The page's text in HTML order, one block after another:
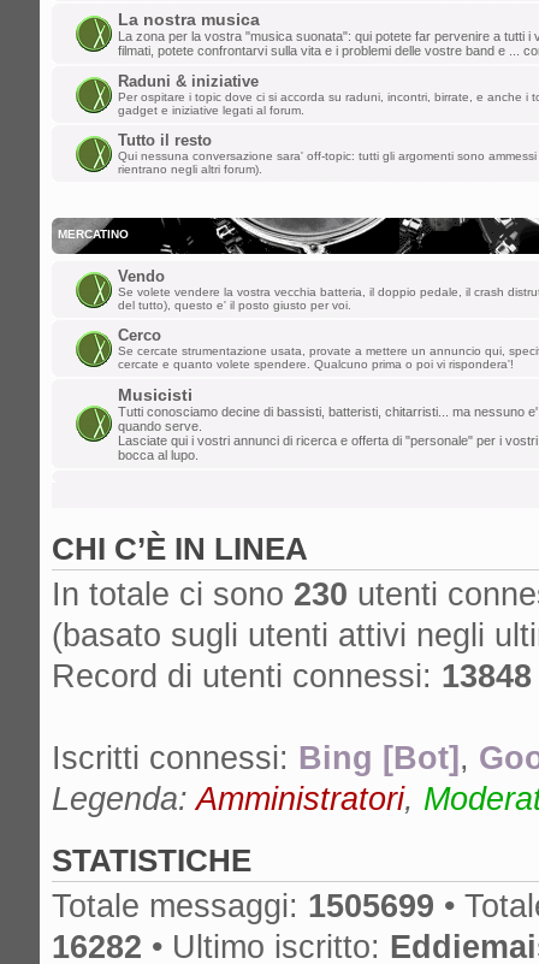
dom dic 01, 2024 9:20 pm
dajazz»finalmente sono riuscito a
creato l'account!!
sab nov 02, 2024 2:21 pm
kazurga»ben ritornata , ciao a tutti
MASTERCUSTOM»Ciao a tutti, non
mer set 04, 2024 9:23 am
*Davide*»pulizia dello spam
mer ago 28, 2024 1:20 pm
kidg » ormai suono solo i citofoni ma
vecchi del forum!
lun ago 05, 2024 12:39 pm
è spostato su un altro forum? Grazie!
gio ago 01, 2024 11:25 am
edmondo
»lA mcx NON è MICA
dom lug 14, 2024 6:50 pm
nikman» Se l'hai presa nuova, ma
gio lug 04, 2024 10:01 am
masdau»ciao a tutti. Ho comprato
cassa lato sotto. non si vede tanto ma
La nostra musica
La zona per la vostra "musica suonata": qui potete far pervenire a tutti i
filmati, potete confrontarvi sulla vita e i problemi delle vostre band e ...
Raduni & iniziative
Per ospitare i topic dove ci si accorda su raduni, incontri, birrate, e anche i
gadget e iniziative legati al forum.
Tutto il resto
Qui nessuna conversazione sara' off-topic: tutti gli argomenti sono
rientrano negli altri forum).
MERCATINO
Vendo
Se volete vendere la vostra vecchia batteria, il doppio pedale, il crash
del tutto), questo e' il posto giusto per voi.
Cerco
Se cercate strumentazione usata, provate a mettere un annuncio qui,
cercate e quanto volete spendere. Qualcuno prima o poi vi rispondera'!
Musicisti
Tutti conosciamo decine di bassisti, batteristi, chitarristi... ma nessuno
quando serve.
Lasciate qui i vostri annunci di ricerca e offerta di "personale" per i
bocca al lupo.
CHI C’È IN LINEA
In totale ci sono 230 utenti
(basato sugli utenti attivi negli
Record di utenti connessi: 13848
Iscritti connessi: Bing [Bot] ,
Legenda:Amministratori,
STATISTICHE
Totale messaggi: 1505699 •
16282 • Ultimo iscritto: